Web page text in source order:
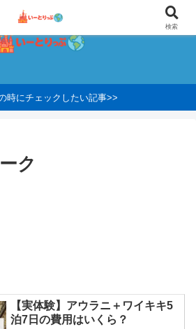
時にチェックしたい記事>>
ク
【実体験】アウラニ＋ワイキキ5
泊7日の費用はいくら？
検索